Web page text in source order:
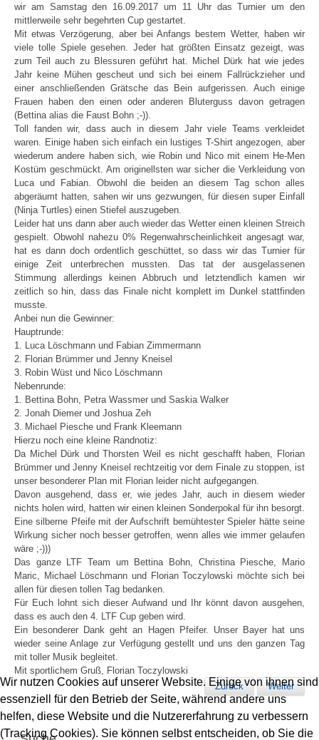
wir am Samstag den 16.09.2017 um 11 Uhr das Turnier um den
mittlerweile sehr begehrten Cup gestartet.
Mit etwas Verzögerung, aber bei Anfangs bestem Wetter, haben wir
viele tolle Spiele gesehen. Jeder hat größten Einsatz gezeigt, was
zum Teil auch zu Blessuren geführt hat. Michel Dürk hat wie jedes
Jahr keine Mühen gescheut und sich bei einem Fallrückzieher und
einer anschließenden Grätsche das Bein aufgerissen. Auch einige
Frauen haben den einen oder anderen Bluterguss davon getragen
(Bettina alias die Faust Bohn ;-)).
Toll fanden wir, dass auch in diesem Jahr viele Teams verkleidet
waren. Einige haben sich einfach ein lustiges T-Shirt angezogen, aber
wiederum andere haben sich, wie Robin und Nico mit einem He-Men
Kostüm geschmückt. Am originellsten war sicher die Verkleidung von
Luca und Fabian. Obwohl die beiden an diesem Tag schon alles
abgeräumt hatten, sahen wir uns gezwungen, für diesen super Einfall
(Ninja Turtles) einen Stiefel auszugeben.
Leider hat uns dann aber auch wieder das Wetter einen kleinen Streich
gespielt. Obwohl nahezu 0% Regenwahrscheinlichkeit angesagt war,
hat es dann doch ordentlich geschüttet, so dass wir das Turnier für
einige Zeit unterbrechen mussten. Das tat der ausgelassenen
Stimmung allerdings keinen Abbruch und letztendlich kamen wir
zeitlich so hin, dass das Finale nicht komplett im Dunkel stattfinden
musste.
Anbei nun die Gewinner:
Hauptrunde:
1. Luca Löschmann und Fabian Zimmermann
2. Florian Brümmer und Jenny Kneisel
3. Robin Wüst und Nico Löschmann
Nebenrunde:
1. Bettina Bohn, Petra Wassmer und Saskia Walker
2. Jonah Diemer und Joshua Zeh
3. Michael Piesche und Frank Kleemann
Hierzu noch eine kleine Randnotiz:
Da Michel Dürk und Thorsten Weil es nicht geschafft haben, Florian
Brümmer und Jenny Kneisel rechtzeitig vor dem Finale zu stoppen, ist
unser besonderer Plan mit Florian leider nicht aufgegangen.
Davon ausgehend, dass er, wie jedes Jahr, auch in diesem wieder
nichts holen wird, hatten wir einen kleinen Sonderpokal für ihn besorgt.
Eine silberne Pfeife mit der Aufschrift bemühtester Spieler hätte seine
Wirkung sicher noch besser getroffen, wenn alles wie immer gelaufen
wäre ;-)))
Das ganze LTF Team um Bettina Bohn, Christina Piesche, Mario
Maric, Michael Löschmann und Florian Toczylowski möchte sich bei
allen für diesen tollen Tag bedanken.
Für Euch lohnt sich dieser Aufwand und Ihr könnt davon ausgehen,
dass es auch den 4. LTF Cup geben wird.
Ein besonderer Dank geht an Hagen Pfeifer. Unser Bayer hat uns
wieder seine Anlage zur Verfügung gestellt und uns den ganzen Tag
mit toller Musik begleitet.
Mit sportlichem Gruß, Florian Toczylowski
Zurück
Weiter
Wir nutzen Cookies auf unserer Website. Einige von ihnen sind
essenziell für den Betrieb der Seite, während andere uns
helfen, diese Website und die Nutzererfahrung zu verbessern
(Tracking Cookies). Sie können selbst entscheiden, ob Sie die